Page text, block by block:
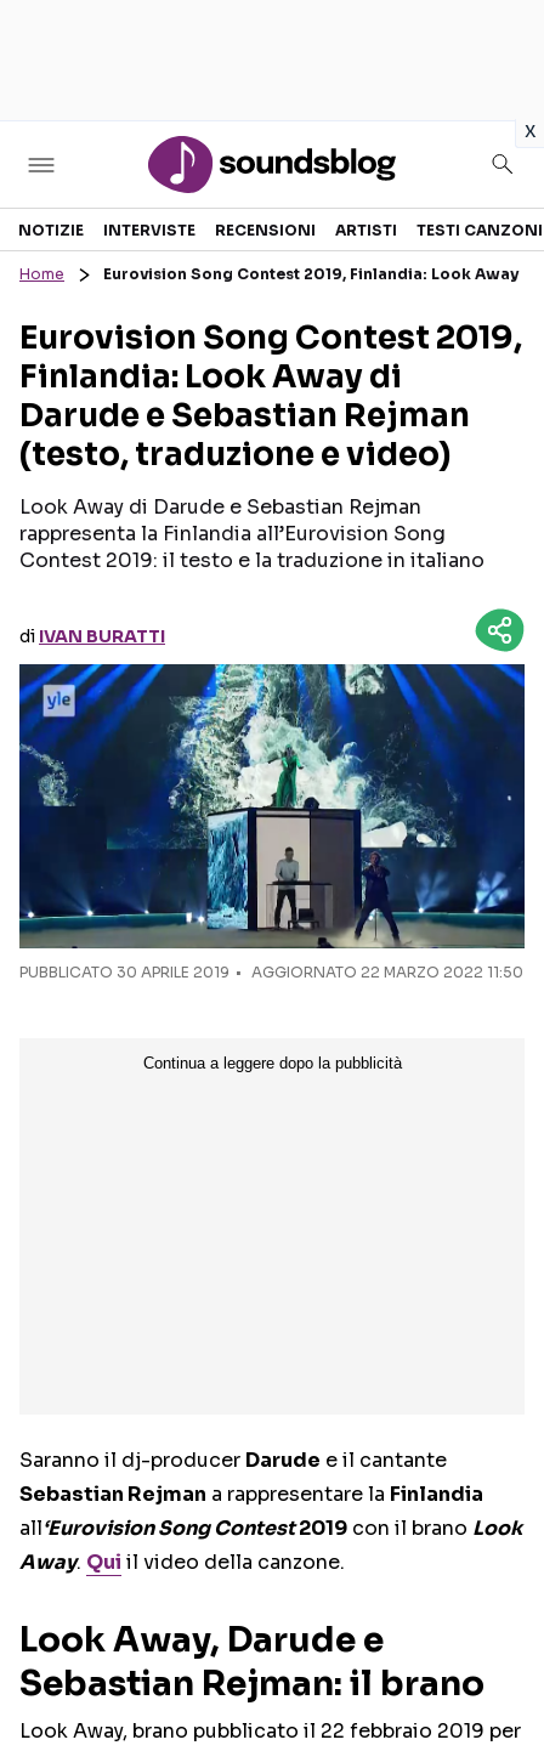
x
Sezioni
RECENSIONI MUSICALI
INTERVISTE
GOSSIP E CURIOSITÀ
TESTI CANZONI
TOUR ED EVENTI
TALENT SHOW
NOTIZIE INTERVISTE RECENSIONI ARTISTI TESTI CANZONI
Home Eurovision Song Contest 2019, Finlandia: Look Away
Eurovision Song Contest 2019,
Finlandia: Look Away di
Darude e Sebastian Rejman
(testo, traduzione e video)
Look Away di Darude e Sebastian Rejman
rappresenta la Finlandia all’Eurovision Song
Contest 2019: il testo e la traduzione in italiano
di IVAN BURATTI
PUBBLICATO 30 APRILE 2019 AGGIORNATO 22 MARZO 2022 11:50
Saranno il dj-producer Darude e il cantante
Sebastian Rejman a rappresentare la Finlandia
all‘Eurovision Song Contest2019 con il brano Look
Away. Qui il video della canzone.
Look Away, Darude e
Sebastian Rejman: il brano
Look Away, brano pubblicato il 22 febbraio 2019 per